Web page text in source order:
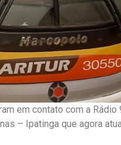
em contato com a Rádio
– Ipatinga que agora